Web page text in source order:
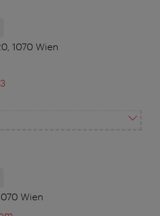
1070 Wien
Wien